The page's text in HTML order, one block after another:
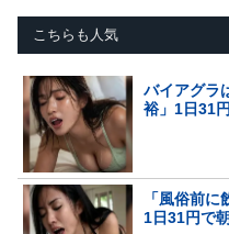
こちらも人気
バイアグラ
裕」1日31
「風俗前
1日31円で